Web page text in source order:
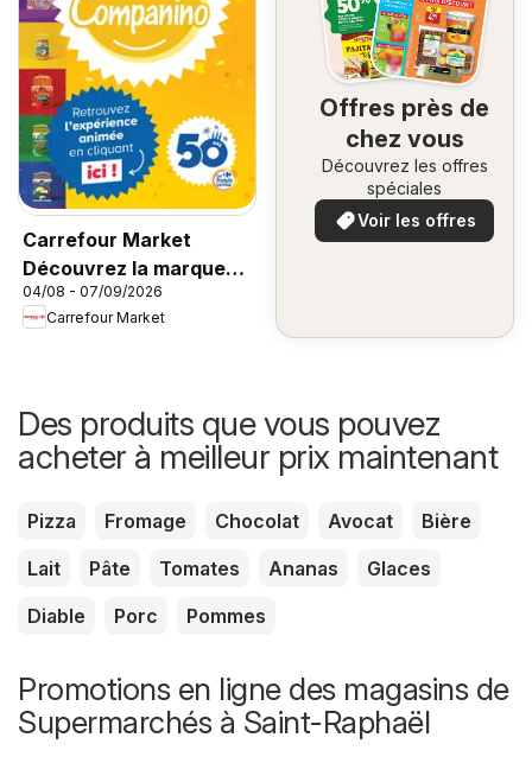
Carrefour Market
Découvrez la marque
carrefour companino
04/08 - 07/09/2026
Carrefour Market
Offres près de
chez vous
Découvrez les offres
spéciales
Voir les offres
Des produits que vous pouvez
acheter à meilleur prix maintenant
Pizza Fromage Chocolat Avocat
Bière
Lait
Pâte Tomates Ananas
Glaces
Diable
Porc Pommes
Promotions en ligne des magasins de
Supermarchés à Saint-Raphaël